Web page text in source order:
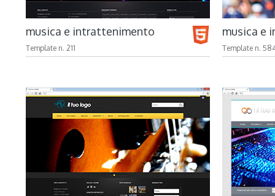
musica e intrattenimento
Template n. 211
musica e
Template n.